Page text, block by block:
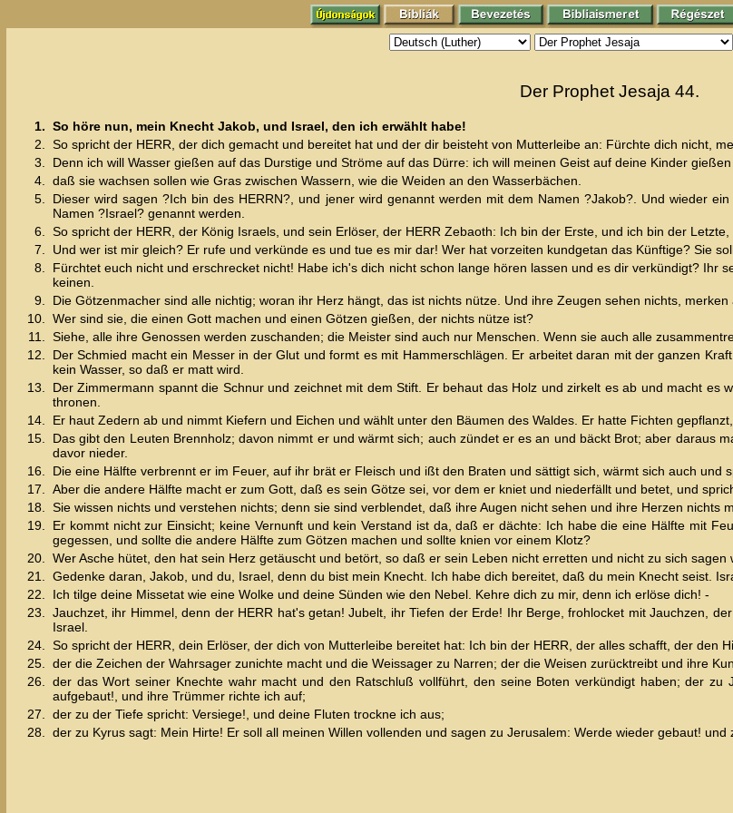
Der Prophet Jesaja 44.
1. So höre nun, mein Knecht Jakob, und Israel, den ich erwählt habe!
2.
So spricht der HERR, der dich gemacht und bereitet hat und der dir beisteht von Mutterleibe an: Fürchte dich nicht,
3.
Denn ich will Wasser gießen auf das Durstige und Ströme auf das Dürre: ich will meinen Geist auf deine Kinder
4.
daß sie wachsen sollen wie Gras zwischen Wassern, wie die Weiden an den Wasserbächen.
5.
Dieser wird sagen ?Ich bin des HERRN?, und jener wird genannt werden mit dem Namen ?Jakob?. Und wieder
Namen ?Israel? genannt werden.
6.
So spricht der HERR, der König Israels, und sein Erlöser, der HERR Zebaoth: Ich bin der Erste, und ich bin der
7.
Und wer ist mir gleich? Er rufe und verkünde es und tue es mir dar! Wer hat vorzeiten kundgetan das Künftige? Sie
8.
Fürchtet euch nicht und erschrecket nicht! Habe ich's dich nicht schon lange hören lassen und es dir verkündigt? Ihr
keinen.
9.
Die Götzenmacher sind alle nichtig; woran ihr Herz hängt, das ist nichts nütze. Und ihre Zeugen sehen nichts,
10.
Wer sind sie, die einen Gott machen und einen Götzen gießen, der nichts nütze ist?
11.
Siehe, alle ihre Genossen werden zuschanden; die Meister sind auch nur Menschen. Wenn sie auch alle
12.
Der Schmied macht ein Messer in der Glut und formt es mit Hammerschlägen. Er arbeitet daran mit der ganzen
kein Wasser, so daß er matt wird.
13.
Der Zimmermann spannt die Schnur und zeichnet mit dem Stift. Er behaut das Holz und zirkelt es ab und macht
thronen.
14.
Er haut Zedern ab und nimmt Kiefern und Eichen und wählt unter den Bäumen des Waldes. Er hatte Fichten
15.
Das gibt den Leuten Brennholz; davon nimmt er und wärmt sich; auch zündet er es an und bäckt Brot; aber daraus
davor nieder.
16.
Die eine Hälfte verbrennt er im Feuer, auf ihr brät er Fleisch und ißt den Braten und sättigt sich, wärmt sich auch und
17.
Aber die andere Hälfte macht er zum Gott, daß es sein Götze sei, vor dem er kniet und niederfällt und betet, und
18.
Sie wissen nichts und verstehen nichts; denn sie sind verblendet, daß ihre Augen nicht sehen und ihre Herzen nichts
19.
Er kommt nicht zur Einsicht; keine Vernunft und kein Verstand ist da, daß er dächte: Ich habe die eine Hälfte mit
gegessen, und sollte die andere Hälfte zum Götzen machen und sollte knien vor einem Klotz?
20.
Wer Asche hütet, den hat sein Herz getäuscht und betört, so daß er sein Leben nicht erretten und nicht zu sich
21.
Gedenke daran, Jakob, und du, Israel, denn du bist mein Knecht. Ich habe dich bereitet, daß du mein Knecht seist.
22.
Ich tilge deine Missetat wie eine Wolke und deine Sünden wie den Nebel. Kehre dich zu mir, denn ich erlöse dich! -
23.
Jauchzet, ihr Himmel, denn der HERR hat's getan! Jubelt, ihr Tiefen der Erde! Ihr Berge, frohlocket mit Jauchzen,
Israel.
24.
So spricht der HERR, dein Erlöser, der dich von Mutterleibe bereitet hat: Ich bin der HERR, der alles schafft, der den
25.
der die Zeichen der Wahrsager zunichte macht und die Weissager zu Narren; der die Weisen zurücktreibt und ihre
26.
der das Wort seiner Knechte wahr macht und den Ratschluß vollführt, den seine Boten verkündigt haben; der
aufgebaut!, und ihre Trümmer richte ich auf;
27.
der zu der Tiefe spricht: Versiege!, und deine Fluten trockne ich aus;
28.
der zu Kyrus sagt: Mein Hirte! Er soll all meinen Willen vollenden und sagen zu Jerusalem: Werde wieder gebaut! und